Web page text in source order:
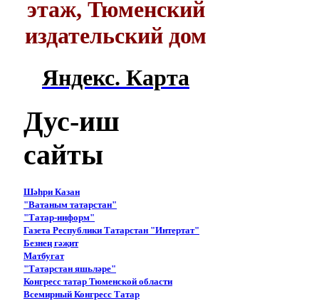
этаж, Тюменский
издательский дом
Яндекс. Карта
Дус-иш
сайты
Шәһри Казан
"Ватаным татарстан"
"Татар-информ"
Газета Республики Татарстан "Интертат"
Безнең гәҗит
Матбугат
"Татарстан яшьләре"
Конгресс татар Тюменской области
Всемирный Конгресс Татар